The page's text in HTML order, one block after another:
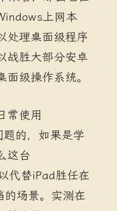
上网本
处理桌面级程序
战胜大部分安卓
级操作系统。
常使用
的，如果是学
这台
代替iPad胜任在
场景。实测在